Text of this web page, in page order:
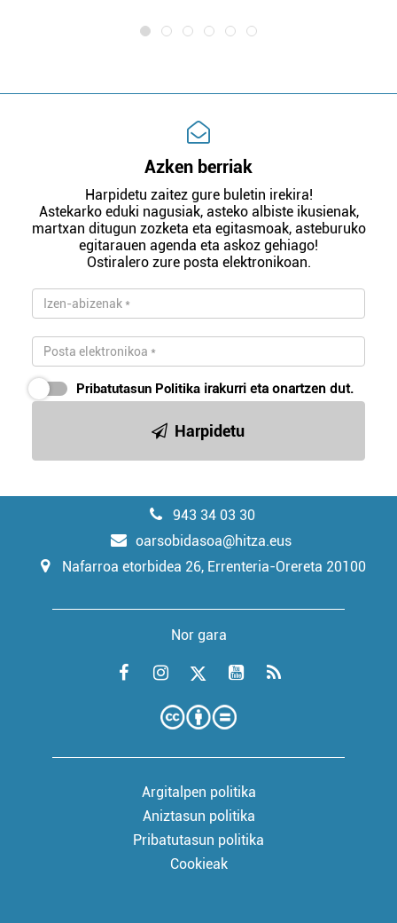
Azken berriak
Harpidetu zaitez gure buletin irekira!
Astekarko eduki nagusiak, asteko albiste ikusienak,
martxan ditugun zozketa eta egitasmoak, asteburuko
egitarauen agenda eta askoz gehiago!
Ostiralero zure posta elektronikoan.
Pribatutasun Politika irakurri eta onartzen dut.
Harpidetu
943 34 03 30
oarsobidasoa@hitza.eus
Nafarroa etorbidea 26, Errenteria-Orereta 20100
Nor gara
Argitalpen politika
Aniztasun politika
Pribatutasun politika
Cookieak